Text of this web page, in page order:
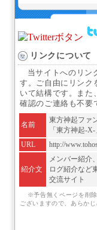
リンクについて
当サイトへのリン
す。ご自由にリンク
いて結構です。また
確認のご連絡も不要
名前
東方神起ファ
「東方神起-X-
URL
http://
紹介文
メンバー紹介
ログ紹介など
交流サイト
※予告無くページを削
ございますので、あらかじ